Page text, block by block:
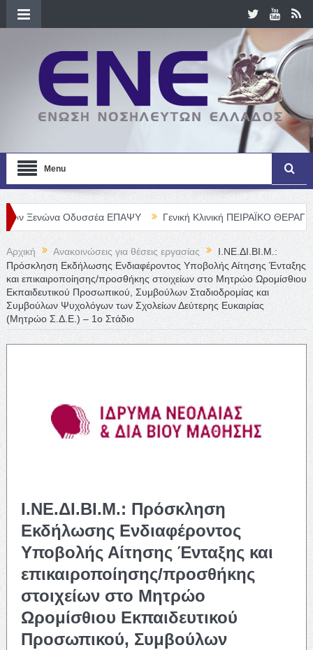
Menu
Οδυσσέα ΕΠΑΨΥ Γενική Κλινική ΠΕΙΡΑΪΚΟ ΘΕΡΑΠΕΥΤΗΡΙΟ
Αρχική Ανακοινώσεις για θέσεις εργασίας
Ι.ΝΕ.ΔΙ.ΒΙ.Μ.:
Πρόσκληση Εκδήλωσης Ενδιαφέροντος Υποβολής Αίτησης Ένταξης
και επικαιροποίησης/προσθήκης στοιχείων στο Μητρώο Ωρομίσθιου
Εκπαιδευτικού Προσωπικού, Συμβούλων Σταδιοδρομίας και
Συμβούλων Ψυχολόγων των Σχολείων Δεύτερης Ευκαιρίας
(Μητρώο Σ.Δ.Ε.) – 1ο Στάδιο
Ι.ΝΕ.ΔΙ.ΒΙ.Μ.: Πρόσκληση
Εκδήλωσης Ενδιαφέροντος
Υποβολής Αίτησης Ένταξης και
επικαιροποίησης/προσθήκης
στοιχείων στο Μητρώο
Ωρομίσθιου Εκπαιδευτικού
Προσωπικού, Συμβούλων